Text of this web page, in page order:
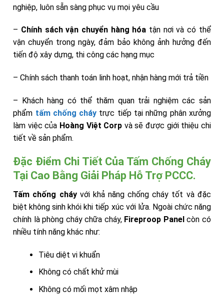
nghiệp, luôn sẵn sàng phục vụ mọi yêu cầu
– Chính sách vận chuyển hàng hóa tận nơi và có thể
vận chuyển trong ngày, đảm bảo không ảnh hưởng đến
tiến độ xây dựng, thi công các hạng mục
– Chính sách thanh toán linh hoạt, nhận hàng mới trả tiền
– Khách hàng có thể thăm quan trải nghiệm các sản
phẩm tấm chống cháy trực tiếp tại những phân xưởng
làm việc của Hoàng Việt Corp và sẽ được giới thiệu chi
tiết về sản phẩm.
Đặc Điểm Chi Tiết Của Tấm Chống Cháy
Tại Cao Bằng Giải Pháp Hỗ Trợ PCCC.
Tấm chống cháyvới khả năng chống cháy tốt và đặc
biệt không sinh khói khi tiếp xúc với lửa. Ngoài chức năng
chính là phòng cháy chữa cháy, Fireproop Panelcòn có
nhiều tính năng khác như:
Tiêu diệt vi khuẩn
Không có chất khử mùi
Không có mối mọt xâm nhập